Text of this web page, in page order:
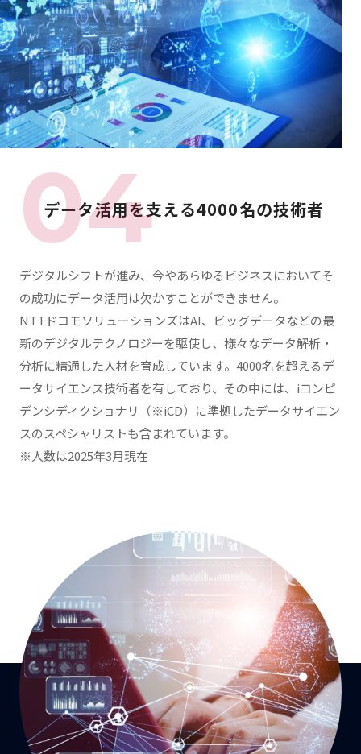
データ活用を支える4000名の技術者
デジタルシフトが進み、今やあらゆるビジネスにおいてそ
の成功にデータ活用は欠かすことができません。
NTTドコモソリューションズはAI、ビッグデータなどの最
新のデジタルテクノロジーを駆使し、様々なデータ解析・
分析に精通した人材を育成しています。4000名を超えるデ
ータサイエンス技術者を有しており、その中には、iコンピ
デンシディクショナリ（※iCD）に準拠したデータサイエン
スのスペシャリストも含まれています。
※人数は2025年3月現在